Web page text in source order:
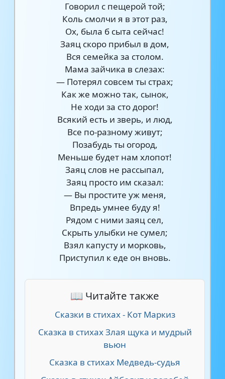
Говорил с пещерой той;
Коль смолчи я в этот раз,
Ох, была б сыта сейчас!
Заяц скоро прибыл в дом,
Вся семейка за столом.
Мама зайчика в слезах:
— Потерял совсем ты страх;
Как же можно так, сынок,
Не ходи за сто дорог!
Всякий есть и зверь, и люд,
Все по-разному живут;
Позабудь ты огород,
Меньше будет нам хлопот!
Заяц слов не рассыпал,
Заяц просто им сказал:
— Вы простите уж меня,
Впредь умнее буду я!
Рядом с ними заяц сел,
Скрыть улыбки не сумел;
Взял капусту и морковь,
Приступил к еде он вновь.
📖 Читайте также
Сказки в стихах - Кот Маркиз
Сказка в стихах Злая щука и мудрый
вьюн
Сказка в стихах Медведь-судья